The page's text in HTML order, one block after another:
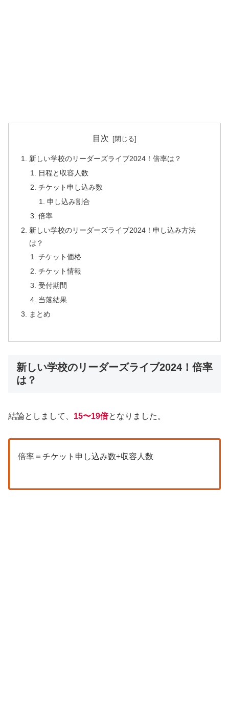
目次
新しい学校のリーダーズライブ2024！倍率は？
日程と収容人数
チケット申し込み数
申し込み割合
倍率
新しい学校のリーダーズライブ2024！申し込み方法
は？
チケット価格
チケット情報
受付期間
当落結果
まとめ
新しい学校のリーダーズライブ2024！倍率
は？
結論としまして、 15〜19倍となりました。
倍率＝チケット申し込み数÷収容人数